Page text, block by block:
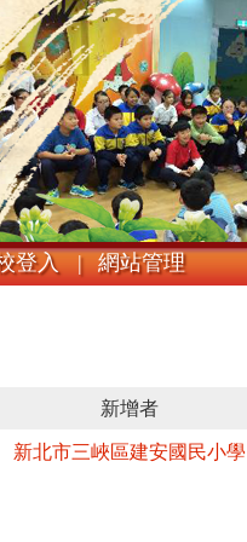
登入 |網站管理
新增者
新北市三峽區建安國民小學